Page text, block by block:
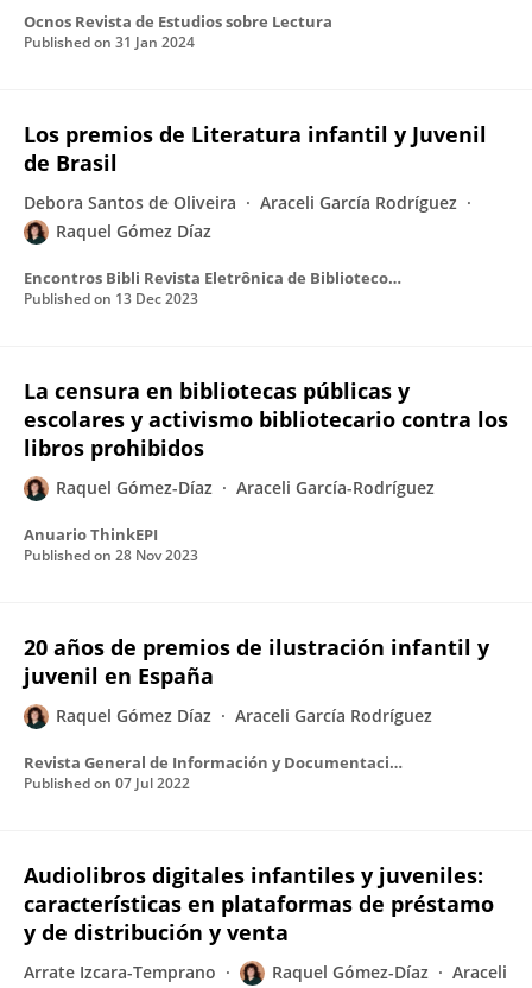
Ocnos Revista de Estudios sobre Lectura
Published on 31 Jan 2024
Los premios de Literatura infantil y Juvenil
de Brasil
Debora Santos de Oliveira
Araceli García Rodríguez
Raquel Gómez Díaz
Encontros Bibli Revista Eletrônica de Biblioteconomia e Ciência da Informação
Published on 13 Dec 2023
La censura en bibliotecas públicas y
escolares y activismo bibliotecario contra los
libros prohibidos
Raquel Gómez-Díaz Araceli García-Rodríguez
Anuario ThinkEPI
Published on 28 Nov 2023
20 años de premios de ilustración infantil y
juvenil en España
Raquel Gómez Díaz Araceli García Rodríguez
Revista General de Información y Documentación
Published on 07 Jul 2022
Audiolibros digitales infantiles y juveniles:
características en plataformas de préstamo
y de distribución y venta
Arrate Izcara-Temprano Raquel Gómez-Díaz
Araceli